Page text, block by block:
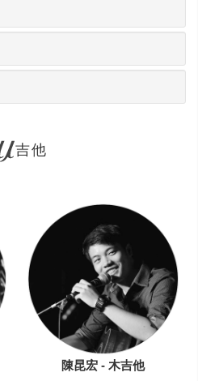
吉他
陳昆宏 - 木吉他